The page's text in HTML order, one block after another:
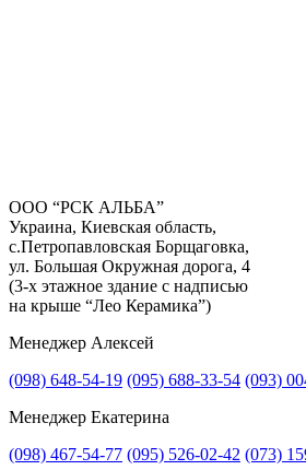
Получить консультацию
ООО “РСК АЛЬБА”
Украина, Киевская область,
с.Петропавловская Борщаговка,
ул. Большая Окружная дорога, 4
(3-х этажное здание с надписью
на крыше “Лео Керамика”)
Менеджер Алексей
(098) 648-54-19 (095) 688-33-54 (093)
Менеджер Екатерина
(098) 467-54-77 (095) 526-02-42 (073)